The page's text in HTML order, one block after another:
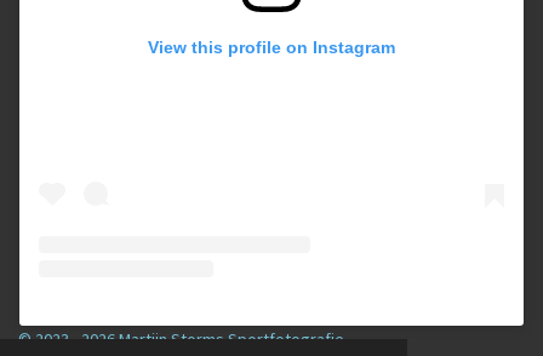
View this profile on Instagram
© 2023 - 2026 Martijn Storms Sportfotografie